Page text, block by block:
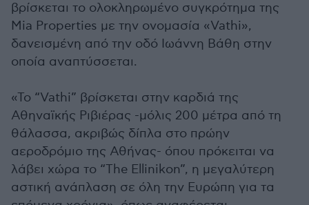
βρίσκεται το ολοκληρωμένο συγκρότημα της
Mia Properties με την ονομασία «Vathi»,
δανεισμένη από την οδό Ιωάννη Βάθη στην
οποία αναπτύσσεται.
«Το “Vathi” βρίσκεται στην καρδιά της
Αθηναϊκής Ριβιέρας -μόλις 200 μέτρα από τη
θάλασσα, ακριβώς δίπλα στο πρώην
αεροδρόμιο της Αθήνας- όπου πρόκειται να
λάβει χώρα το “The Ellinikon”, η μεγαλύτερη
αστική ανάπλαση σε όλη την Ευρώπη για τα